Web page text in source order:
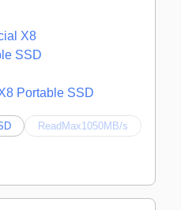
Portable SSD
ReadMax1050MB/s